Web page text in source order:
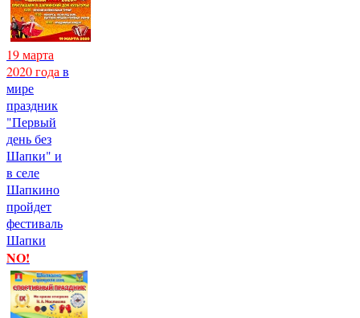
19 марта
2020 года в
мире
праздник
"Первый
день без
Шапки" и
в селе
Шапкино
пройдет
фестиваль
Шапки
NO!